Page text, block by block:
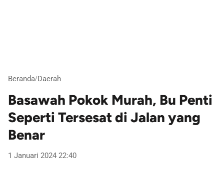
Beranda/Daerah
Basawah Pokok Murah, Bu Penti
Seperti Tersesat di Jalan yang
Benar
1 Januari 2024 22:40